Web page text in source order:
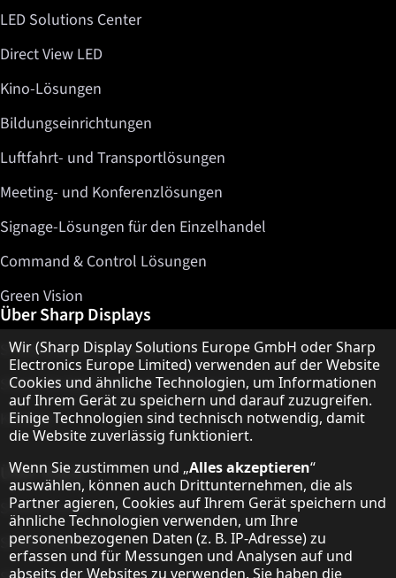
LED Solutions Center
Direct View LED
Kino-Lösungen
Bildungseinrichtungen
Luftfahrt- und Transportlösungen
Meeting- und Konferenzlösungen
Signage-Lösungen für den Einzelhandel
Command & Control Lösungen
Green Vision
Über Sharp Displays
Sharp Display Solutions
Sharp Global Customer Programm
Kontakt
Über Sharp
Sharp Europe (Sharp for Business)
Sharp Printers
Hinweis zum Datenschutz
Wir (Sharp Display Solutions Europe GmbH oder Sharp
Electronics Europe Limited) verwenden auf der Website
Cookies und ähnliche Technologien, um Informationen
auf Ihrem Gerät zu speichern und darauf zuzugreifen.
Einige Technologien sind technisch notwendig, damit
die Website zuverlässig funktioniert.
Wenn Sie zustimmen und „Alles akzeptieren“
auswählen, können auch Drittunternehmen, die als
Partner agieren, Cookies auf Ihrem Gerät speichern und
ähnliche Technologien verwenden, um Ihre
personenbezogenen Daten (z. B. IP-Adresse) zu
erfassen und für Messungen und Analysen auf und
abseits der Websites zu verwenden. Sie haben die